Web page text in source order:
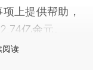
上提供帮助，
亿余元。
阅读